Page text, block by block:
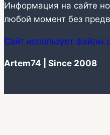
Информация на сайте
любой момент без
Сайт использует файлы
Artem74 | Since 2008